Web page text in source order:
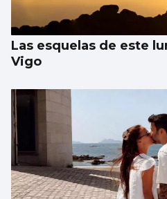
Las esquelas de este
Vigo